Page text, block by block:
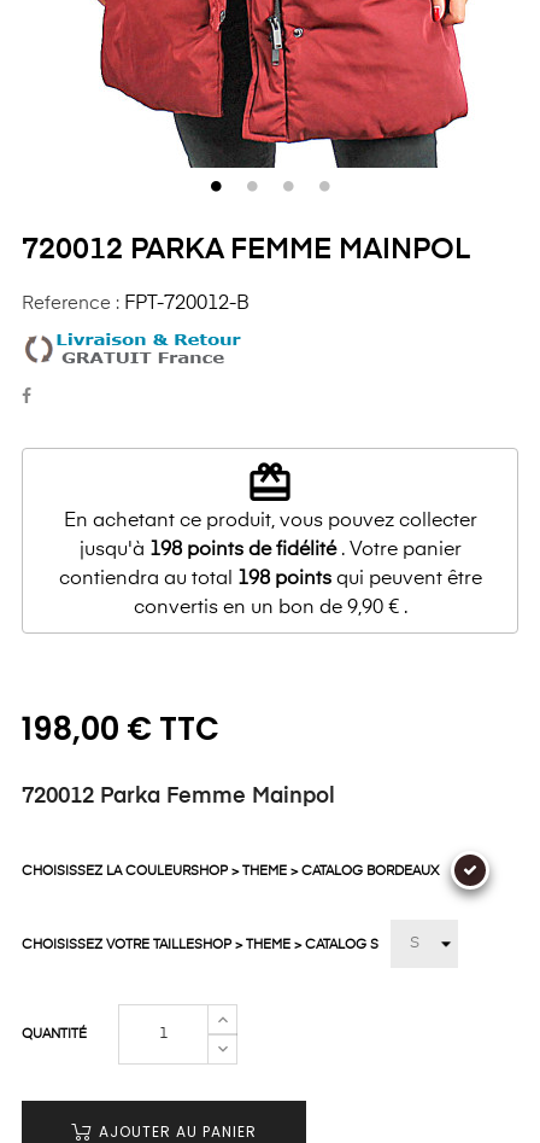
720012 PARKA FEMME MAINPOL
Reference : FPT-720012-B
redeem
En achetant ce produit, vous pouvez collecter
jusqu'à 198points de fidélité. Votre panier
contiendra au total 198pointsqui peuvent être
convertis en un bon de 9,90 €.
198,00 € TTC
720012 Parka Femme Mainpol
CHOISISSEZ LA COULEURSHOP > THEME > CATALOG BORDEAUX
CHOISISSEZ VOTRE TAILLESHOP > THEME > CATALOG S
QUANTITÉ
AJOUTER AU PANIER